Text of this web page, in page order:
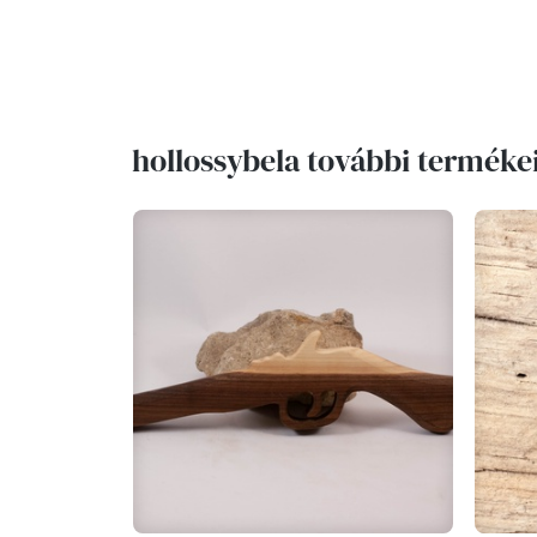
hollossybela további